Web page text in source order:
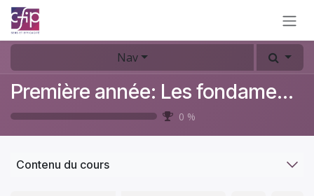
Se rendre au contenu
Nav
Première année: Les fondamentaux du coaching
0 %
Contenu du cours